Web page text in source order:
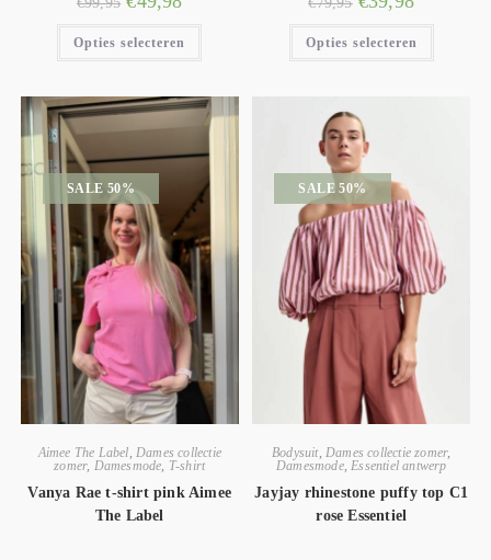
Opties selecteren Opties selecteren
SALE 50%
Aimee The Label, Dames collectie
zomer, Damesmode, T-shirt
Vanya Rae t-shirt pink Aimee
The Label
SALE 50%
Bodysuit,Dames collectie zomer,
Damesmode,Essentiel antwerp
Jayjay rhinestone puffy top C1
rose Essentiel